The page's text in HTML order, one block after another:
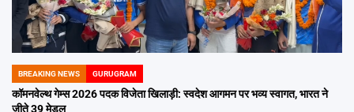
POSTED
IN
BREAKING NEWS GURUGRAM
कॉमनवेल्थ गेम्स 2026 पदक विजेता खिलाड़ी: स्वदेश आगमन पर भव्य स्वागत, भारत ने
जीते 39 मेडल